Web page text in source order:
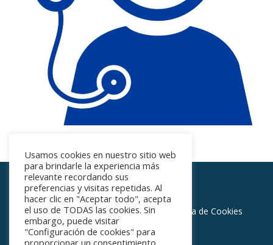
Centro Médico Vinalopó
Menú
secundario
Home Política de privacidad Política de Cookies
Aviso Legal
Usamos cookies en nuestro sitio web
para brindarle la experiencia más
relevante recordando sus
preferencias y visitas repetidas. Al
hacer clic en "Aceptar todo", acepta
el uso de TODAS las cookies. Sin
embargo, puede visitar
"Configuración de cookies" para
proporcionar un consentimiento